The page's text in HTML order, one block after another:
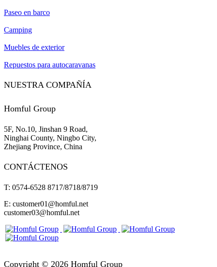
Paseo en barco
Camping
Muebles de exterior
Repuestos para autocaravanas
NUESTRA COMPAÑÍA
Homful Group
5F, No.10, Jinshan 9 Road,
Ninghai County, Ningbo City,
Zhejiang Province, China
CONTÁCTENOS
T: 0574-6528 8717/8718/8719
E: customer01@homful.net
customer03@homful.net
Copyright © 2026 Homful Group